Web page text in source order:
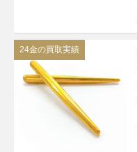
24金の買取実績